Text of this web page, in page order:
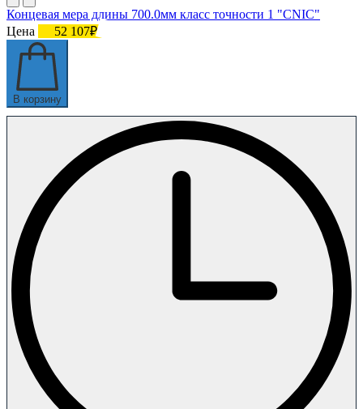
Концевая мера длины 700.0мм класс точности 1 "CNIC"
Цена
52 107₽
В корзину